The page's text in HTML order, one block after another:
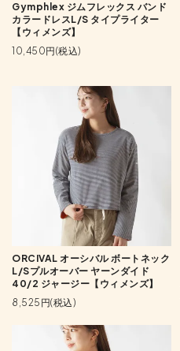
Gymphlex ジムフレックス バンド
カラードレスL/S タイプライター
【ウィメンズ】
10,450円(税込)
ORCIVAL オーシバル ボートネック
L/Sプルオーバー ヤーンダイド
40/2 ジャージー【ウィメンズ】
8,525円(税込)